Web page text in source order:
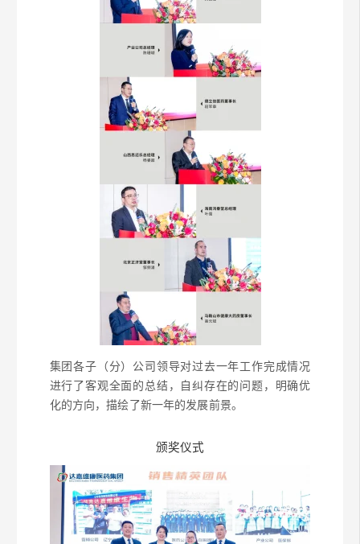
集团各子（分）公司领导对过去一年工作完成情况
进行了客观全面的总结，自纠存在的问题，明确优
化的方向，描绘了新一年的发展前景。
颁奖仪式